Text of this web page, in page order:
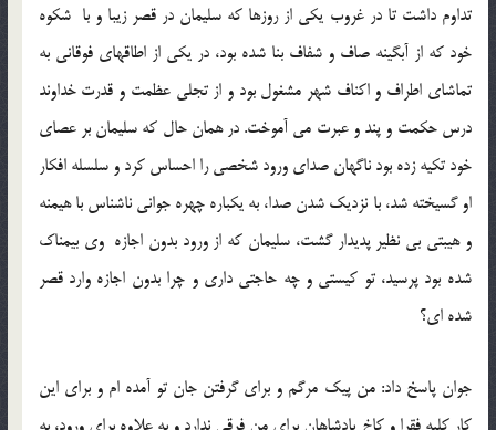
تداوم داشت تا در غروب یكی از روزها كه سلیمان در قصر زیبا و با شكوه
خود كه از آبگینه صاف و شفاف بنا شده بود، در یكی از اطاقهای فوقانی به
تماشای اطراف و اكناف شهر مشغول بود و از تجلی عظمت و قدرت خداوند
درس حكمت و پند و عبرت می آموخت. در همان حال كه سلیمان بر عصای
خود تكیه زده بود ناگهان صدای ورود شخصی را احساس كرد و سلسله افكار
او گسیخته شد، با نزدیك شدن صدا، به یكباره چهره جوانی ناشناس با هیمنه
و هیبتی بی نظیر پدیدار گشت، سلیمان كه از ورود بدون اجازه وی بیمناك
شده بود پرسید، تو كیستی و چه حاجتی داری و چرا بدون اجازه وارد قصر
شده ای؟
جوان پاسخ داد: من پیك مرگم و برای گرفتن جان تو آمده ام و برای این